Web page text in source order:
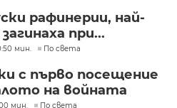
рафинерии, най-
при...
мин. По света
с първо посещение
на войната
мин. По света